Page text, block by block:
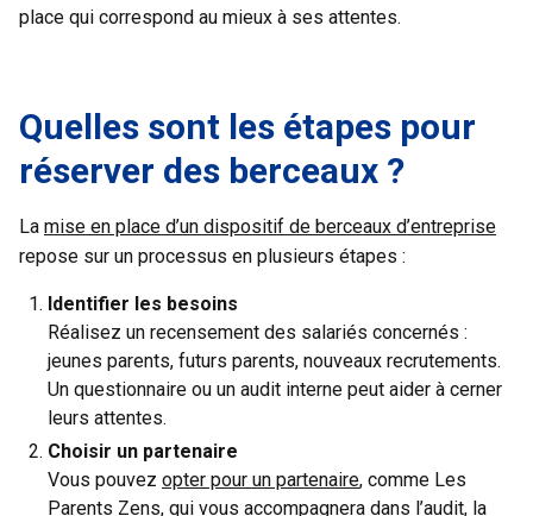
place qui correspond au mieux à ses attentes.
Quelles sont les étapes pour
réserver des berceaux ?
La mise en place d’un dispositif de berceaux d’entreprise
repose sur un processus en plusieurs étapes :
Identifier les besoins
Réalisez un recensement des salariés concernés :
jeunes parents, futurs parents, nouveaux recrutements.
Un questionnaire ou un audit interne peut aider à cerner
leurs attentes.
Choisir un partenaire
Vous pouvez opter pour un partenaire, comme Les
Parents Zens, qui vous accompagnera dans l’audit, la